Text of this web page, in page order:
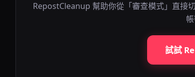
RepostCleanup 幫助你從「審查模式」直接
試試